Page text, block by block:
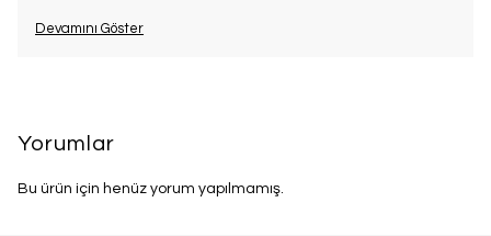
Devamını Göster
Yorumlar
Bu ürün için henüz yorum yapılmamış.